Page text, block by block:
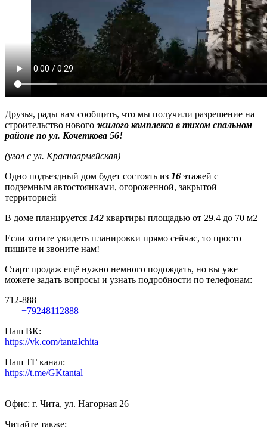
Друзья, рады вам сообщить, что мы получили разрешение на
строительство нового жилого комплекса в тихом спальном
районе по ул. Кочеткова 56!
(угол с ул. Красноармейская)
Одно подъездный дом будет состоять из 16 этажей с
подземным автостоянками, огороженной, закрытой
территорией
В доме планируется 142 квартиры площадью от 29.4 до 70 м2
Если хотите увидеть планировки прямо сейчас, то просто
пишите и звоните нам!
Старт продаж ещё нужно немного подождать, но вы уже
можете задать вопросы и узнать подробности по телефонам:
712-888
+79248112888
Наш ВК:
https://vk.com/tantalchita
Наш ТГ канал:
https://t.me/GKtantal
Офис: г. Чита, ул. Нагорная 26
Читайте также: